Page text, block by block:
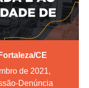
CE
de 2021,
Denúncia